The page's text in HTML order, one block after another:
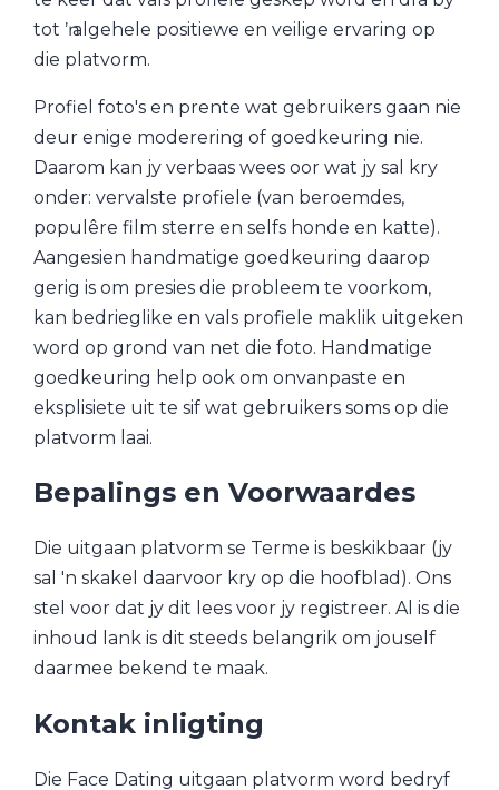
tot ŉ algehele positiewe en veilige ervaring op
die platvorm.
Profiel foto's en prente wat gebruikers gaan nie
deur enige moderering of goedkeuring nie.
Daarom kan jy verbaas wees oor wat jy sal kry
onder: vervalste profiele (van beroemdes,
populêre film sterre en selfs honde en katte).
Aangesien handmatige goedkeuring daarop
gerig is om presies die probleem te voorkom,
kan bedrieglike en vals profiele maklik uitgeken
word op grond van net die foto. Handmatige
goedkeuring help ook om onvanpaste en
eksplisiete uit te sif wat gebruikers soms op die
platvorm laai.
Bepalings en Voorwaardes
Die uitgaan platvorm se Terme is beskikbaar (jy
sal 'n skakel daarvoor kry op die hoofblad). Ons
stel voor dat jy dit lees voor jy registreer. Al is die
inhoud lank is dit steeds belangrik om jouself
daarmee bekend te maak.
Kontak inligting
Die Face Dating uitgaan platvorm word bedryf